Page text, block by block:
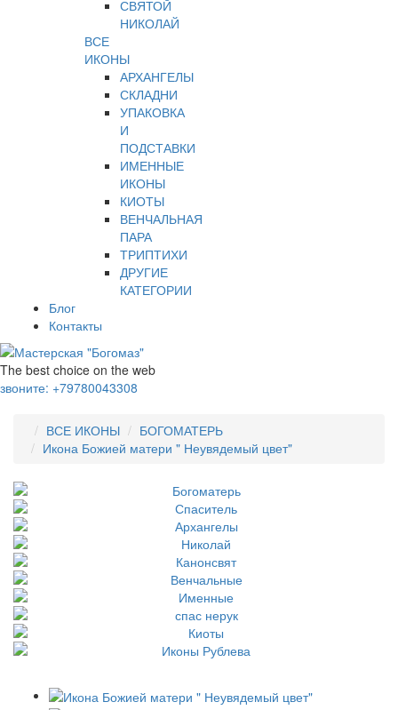
СВЯТОЙ
НИКОЛАЙ
ВСЕ
ИКОНЫ
АРХАНГЕЛЫ
СКЛАДНИ
УПАКОВКА
И
ПОДСТАВКИ
ИМЕННЫЕ
ИКОНЫ
КИОТЫ
ВЕНЧАЛЬНАЯ
ПАРА
ТРИПТИХИ
ДРУГИЕ
КАТЕГОРИИ
Блог
Контакты
The best choice on the web
звоните: +79780043308
ВСЕ ИКОНЫ
БОГОМАТЕРЬ
Икона Божией матери " Неувядемый цвет"